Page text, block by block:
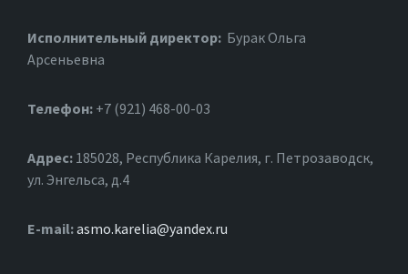
Исполнительный директор: Бурак Ольга
Арсеньевна
Телефон: +7 (921) 468-00-03
Адрес: 185028, Республика Карелия, г. Петрозаводск,
ул. Энгельса, д.4
Е-mail:asmo.karelia@yandex.ru